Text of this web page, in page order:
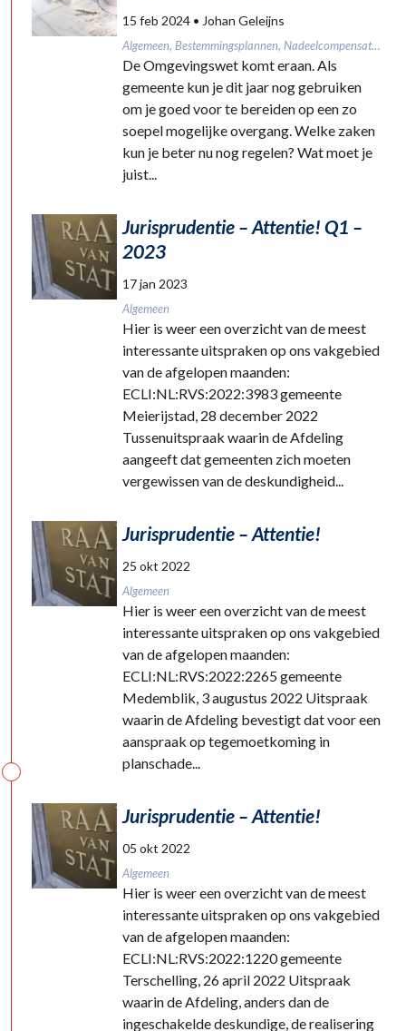
15 feb 2024 • Johan Geleijns
Algemeen, Bestemmingsplannen, Nadeelcompensatie, Omgevingswet, Onafhankelijk deskundige, Planschade, Risicoanalyse nadeelcompensatie, Risicoanalyse planschade
De Omgevingswet komt eraan. Als
gemeente kun je dit jaar nog gebruiken
om je goed voor te bereiden op een zo
soepel mogelijke overgang. Welke zaken
kun je beter nu nog regelen? Wat moet je
juist...
Jurisprudentie – Attentie! Q1 –
2023
17 jan 2023
Algemeen
Hier is weer een overzicht van de meest
interessante uitspraken op ons vakgebied
van de afgelopen maanden:
ECLI:NL:RVS:2022:3983 gemeente
Meierijstad, 28 december 2022
Tussenuitspraak waarin de Afdeling
aangeeft dat gemeenten zich moeten
vergewissen van de deskundigheid...
Jurisprudentie – Attentie!
25 okt 2022
Algemeen
Hier is weer een overzicht van de meest
interessante uitspraken op ons vakgebied
van de afgelopen maanden:
ECLI:NL:RVS:2022:2265 gemeente
Medemblik, 3 augustus 2022 Uitspraak
waarin de Afdeling bevestigt dat voor een
aanspraak op tegemoetkoming in
planschade...
Jurisprudentie – Attentie!
05 okt 2022
Algemeen
Hier is weer een overzicht van de meest
interessante uitspraken op ons vakgebied
van de afgelopen maanden:
ECLI:NL:RVS:2022:1220 gemeente
Terschelling, 26 april 2022 Uitspraak
waarin de Afdeling, anders dan de
ingeschakelde deskundige, de realisering